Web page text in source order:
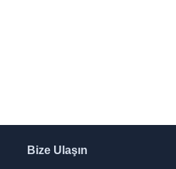
Bize Ulaşın